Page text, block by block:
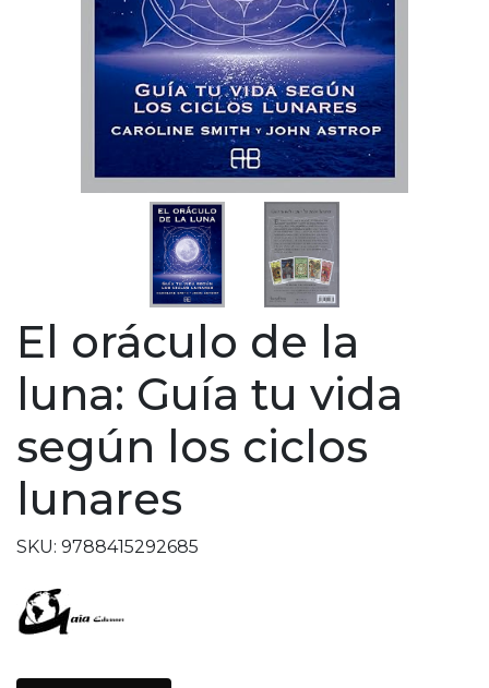
El oráculo de la
luna: Guía tu vida
según los ciclos
lunares
SKU: 9788415292685